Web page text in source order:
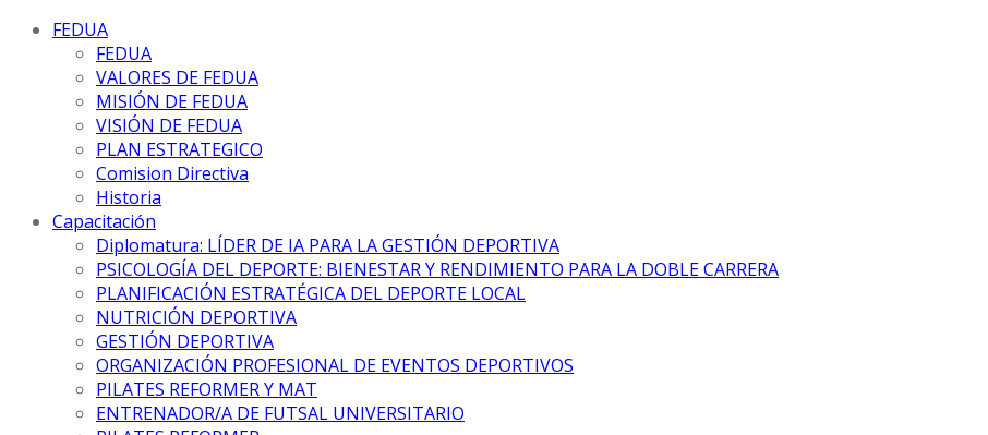
FEDUA
FEDUA
VALORES DE FEDUA
MISIÓN DE FEDUA
VISIÓN DE FEDUA
PLAN ESTRATEGICO
Comision Directiva
Historia
Capacitación
Diplomatura: LÍDER DE IA PARA LA GESTIÓN DEPORTIVA
PSICOLOGÍA DEL DEPORTE: BIENESTAR Y RENDIMIENTO PARA LA DOBLE CARRERA
PLANIFICACIÓN ESTRATÉGICA DEL DEPORTE LOCAL
NUTRICIÓN DEPORTIVA
GESTIÓN DEPORTIVA
ORGANIZACIÓN PROFESIONAL DE EVENTOS DEPORTIVOS
PILATES REFORMER Y MAT
ENTRENADOR/A DE FUTSAL UNIVERSITARIO